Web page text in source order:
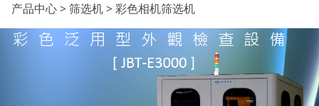
彩色相机筛选机
产品中心>筛选机>彩色相机筛选机